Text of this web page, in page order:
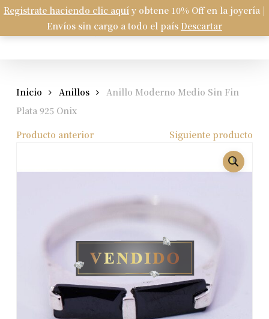
Registrate haciendo clic aquí y obtene 10% Off en la joyería |
Envíos sin cargo a todo el país Descartar
Skip
main
search
Carrito Cart
Inicio Anillos
Anillo Moderno Medio Sin Fin
Plata 925 Onix
Producto anterior
Siguiente producto